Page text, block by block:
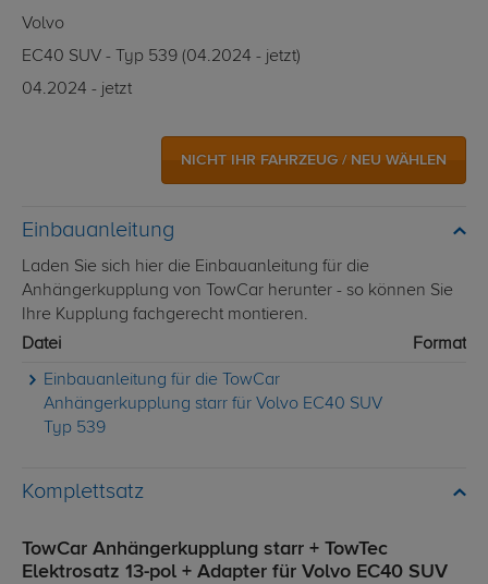
Volvo
EC40 SUV - Typ 539 (04.2024 - jetzt)
04.2024 - jetzt
NICHT IHR FAHRZEUG / NEU WÄHLEN
Einbauanleitung
Laden Sie sich hier die Einbauanleitung für die
Anhängerkupplung von TowCar herunter - so können Sie
Ihre Kupplung fachgerecht montieren.
Datei
Format
Einbauanleitung für die TowCar
Anhängerkupplung starr für Volvo EC40 SUV
Typ 539
Komplettsatz
TowCar Anhängerkupplung starr + TowTec
Elektrosatz 13-pol + Adapter für Volvo EC40 SUV